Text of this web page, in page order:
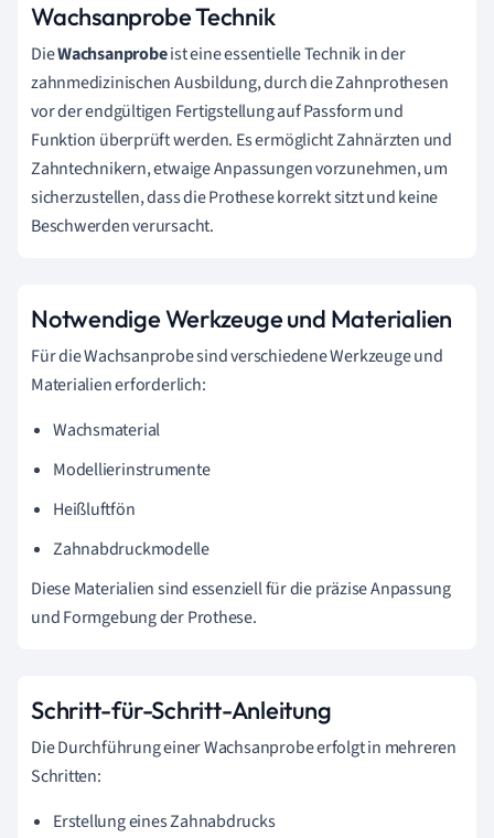
Wachsanprobe Technik
DieWachsanprobeist eine essentielle Technik in der
zahnmedizinischen Ausbildung, durch die Zahnprothesen
vor der endgültigen Fertigstellung auf Passform und
Funktion überprüft werden. Es ermöglicht Zahnärzten und
Zahntechnikern, etwaige Anpassungen vorzunehmen, um
sicherzustellen, dass die Prothese korrekt sitzt und keine
Beschwerden verursacht.
Notwendige Werkzeuge und Materialien
Für die Wachsanprobe sind verschiedene Werkzeuge und
Materialien erforderlich:
Wachsmaterial
Modellierinstrumente
Heißluftfön
Zahnabdruckmodelle
Diese Materialien sind essenziell für die präzise Anpassung
und Formgebung der Prothese.
Schritt-für-Schritt-Anleitung
Die Durchführung einer Wachsanprobe erfolgt in mehreren
Schritten:
Erstellung eines Zahnabdrucks